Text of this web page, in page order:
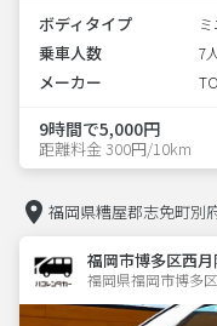
ボディタイプ
乗車人数 7人
メーカー
9時間で5,000円
距離料金 300円/10km
福岡県糟屋郡志免町別
福岡市博多区西
福岡県福岡市博多